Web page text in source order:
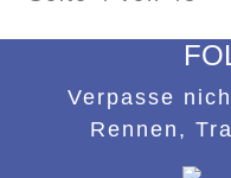
Verpasse
Rennen,